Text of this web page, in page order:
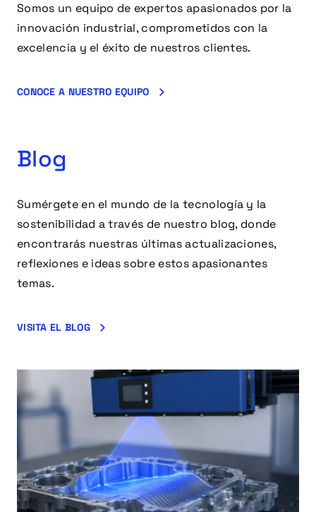
Somos un equipo de expertos apasionados por la
innovación industrial, comprometidos con la
excelencia y el éxito de nuestros clientes.
CONOCE A NUESTRO EQUIPO
Blog
Sumérgete en el mundo de la tecnología y la
sostenibilidad a través de nuestro blog, donde
encontrarás nuestras últimas actualizaciones,
reflexiones e ideas sobre estos apasionantes
temas.
VISITA EL BLOG